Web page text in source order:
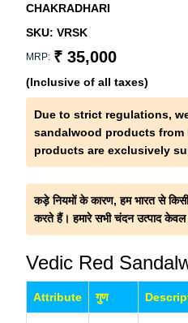
CHAKRADHARI
SKU: VRSK
MRP: ₹ 35,000
(Inclusive of all taxes)
Due to strict regulations,
sandalwood products from
products are exclusively
कड़े नियमों के कारण, हम भारत से किसी
करते हैं। हमारे सभी चंदन उत्पाद केवल
Vedic Red
Attribute गुण